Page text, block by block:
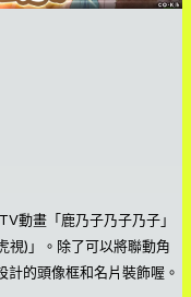
動畫「鹿乃子乃子乃子」
視)」。除了可以將聯動角
的頭像框和名片裝飾喔。